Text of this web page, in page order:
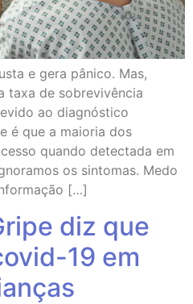
e gera pânico. Mas,
taxa de sobrevivência
ao diagnóstico
é que a maioria dos
quando detectada em
os sintomas. Medo
[…]
diz que
19 em